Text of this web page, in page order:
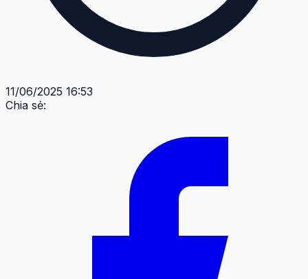
11/06/2025 16:53
Chia sẻ: